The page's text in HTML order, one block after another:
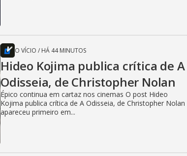
O VÍCIO / HÁ 44 MINUTOS
Hideo Kojima publica crítica de A
Odisseia, de Christopher Nolan
Épico continua em cartaz nos cinemas O post Hideo
Kojima publica crítica de A Odisseia, de Christopher Nolan
apareceu primeiro em...